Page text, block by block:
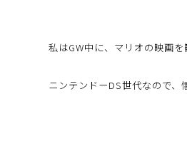
私はGW中に、マリオの映画
ニンテンドーDS世代なので、